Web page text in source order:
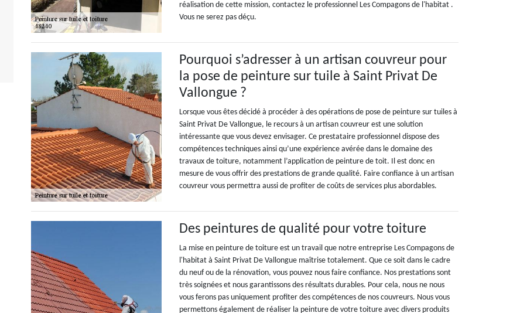
réalisation de cette mission, contactez le professionnel Les Compagons de l'habitat .
Vous ne serez pas déçu.
Pourquoi s’adresser à un artisan couvreur pour
la pose de peinture sur tuile à Saint Privat De
Vallongue ?
Lorsque vous êtes décidé à procéder à des opérations de pose de peinture sur tuiles à
Saint Privat De Vallongue, le recours à un artisan couvreur est une solution
intéressante que vous devez envisager. Ce prestataire professionnel dispose des
compétences techniques ainsi qu’une expérience avérée dans le domaine des
travaux de toiture, notamment l’application de peinture de toit. Il est donc en
mesure de vous offrir des prestations de grande qualité. Faire confiance à un artisan
couvreur vous permettra aussi de profiter de coûts de services plus abordables.
Des peintures de qualité pour votre toiture
La mise en peinture de toiture est un travail que notre entreprise Les Compagons de
l'habitat à Saint Privat De Vallongue maîtrise totalement. Que ce soit dans le cadre
du neuf ou de la rénovation, vous pouvez nous faire confiance. Nos prestations sont
très soignées et nous garantissons des résultats durables. Pour cela, nous ne nous
vous ferons pas uniquement profiter des compétences de nos couvreurs. Nous vous
permettons également de réaliser la peinture de votre toiture avec divers produits